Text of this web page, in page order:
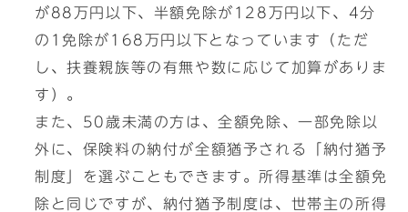
が88万円以下、半額免除が128万円以下、4分
の1免除が168万円以下となっています（ただ
し、扶養親族等の有無や数に応じて加算がありま
す）。
また、50歳未満の方は、全額免除、一部免除以
外に、保険料の納付が全額猶予される「納付猶予
制度」を選ぶこともできます。所得基準は全額免
除と同じですが、納付猶予制度は、世帯主の所得